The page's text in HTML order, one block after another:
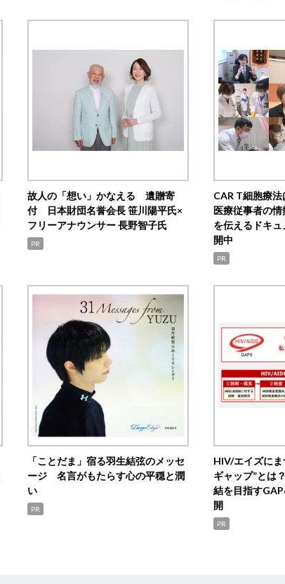
故人の「想い」かなえる 遺贈寄
付 日本財団名誉会長 笹川陽平氏×
フリーアナウンサー 長野智子氏
PR
CAR T細胞療
医療従事者の
を伝えるドキ
開中
PR
「ことだま」宿る羽生結弦のメッセ
ージ 名言がもたらす心の平穏と潤
い
PR
HIV/エイズに
ギャップ”とは
結を目指す
開
PR